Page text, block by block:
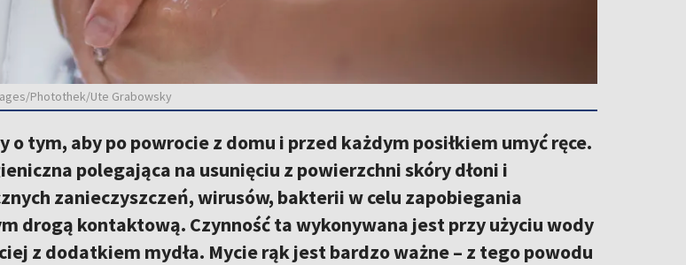
Photothek/Ute Grabowsky
o tym, aby po powrocie z domu i przed każdym posiłkiem umyć ręce.
polegająca na usunięciu z powierzchni skóry dłoni i
zanieczyszczeń, wirusów, bakterii w celu zapobiegania
drogą kontaktową. Czynność ta wykonywana jest przy użyciu wody
z dodatkiem mydła. Mycie rąk jest bardzo ważne – z tego powodu